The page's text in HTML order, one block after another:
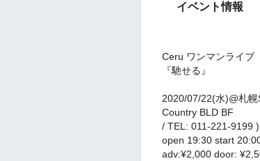
イベント情報
Ceru ワンマンライブ
『馳せる』
2020/07/22(水)@札
Country BLD BF
/ TEL: 011-221-9199 )
open 19:30 start
adv:¥2,000 door: